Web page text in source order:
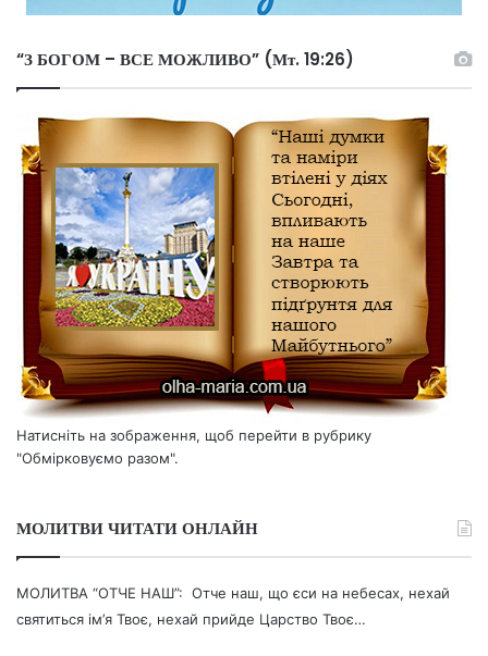
“З БОГОМ – ВСЕ МОЖЛИВО” (Мт. 19:26)
Натисніть на зображення, щоб перейти в рубрику
"Обмірковуємо разом".
МОЛИТВИ ЧИТАТИ ОНЛАЙН
МОЛИТВА “ОТЧЕ НАШ”: Отче наш, що єси на небесах, нехай
святиться ім’я Твоє, нехай прийде Царство Твоє…